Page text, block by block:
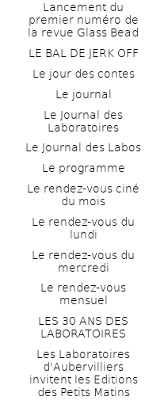
Lancement du
premier numéro de
la revue Glass Bead
LE BAL DE JERK OFF
Le jour des contes
Le journal
Le Journal des
Laboratoires
Le Journal des Labos
Le programme
Le rendez-vous ciné
du mois
Le rendez-vous du
lundi
Le rendez-vous du
mercredi
Le rendez-vous
mensuel
LES 30 ANS DES
LABORATOIRES
Les Laboratoires
d'Aubervilliers
invitent les Editions
des Petits Matins